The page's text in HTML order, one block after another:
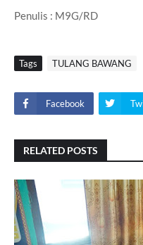
Penulis : M9G/RD
Tags TULANG BAWANG
Facebook
RELATED POSTS